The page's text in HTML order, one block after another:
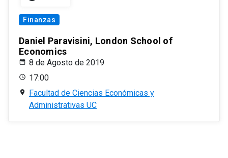
Finanzas
Daniel Paravisini, London School of
Economics
8 de Agosto de 2019
17:00
Facultad de Ciencias Económicas y
Administrativas UC